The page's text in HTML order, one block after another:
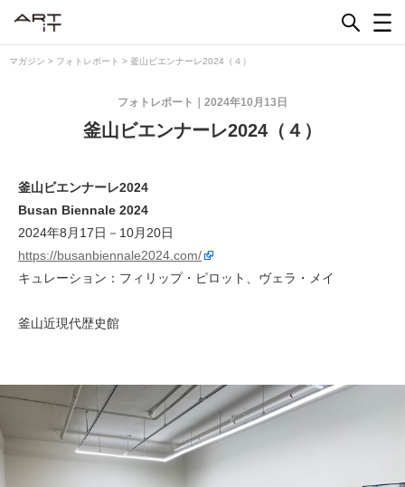
マガジン > フォトレポート > 釜山ビエンナーレ2024（４）
2024年10月13日
フォトレポート
釜山ビエンナーレ2024（４）
釜山ビエンナーレ2024
Busan Biennale 2024
2024年8月17日－10月20日
https://busanbiennale2024.com/
キュレーション：フィリップ・ピロット、ヴェラ・メイ
釜山近現代歴史館